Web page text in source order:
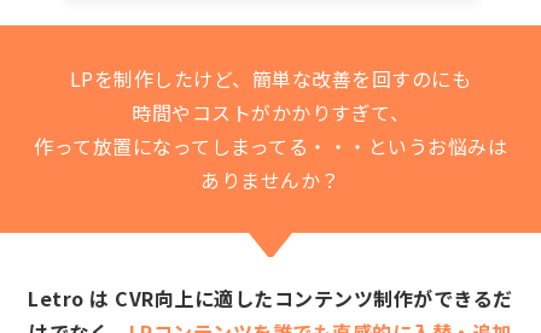
LPを制作したけど、簡単な改善を回すのにも
時間やコストがかかりすぎて、
作って放置になってしまってる・・・というお悩みは
ありませんか？
Letro は CVR向上に適したコンテンツ制作ができるだ